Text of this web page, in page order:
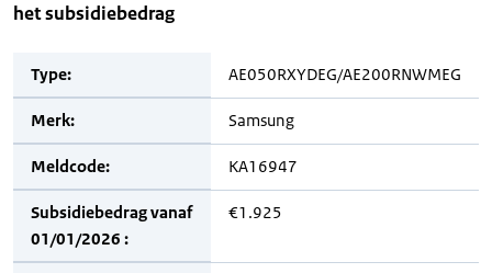
het subsidiebedrag
Type: AE050RXYDEG/AE200RNWMEG
Merk: Samsung
Meldcode: KA16947
Subsidiebedrag vanaf
01/01/2026 :
€1.925